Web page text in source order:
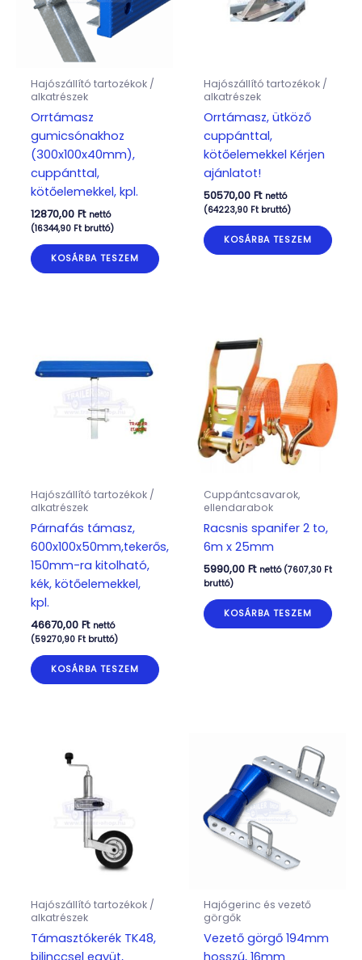
Hajószállító tartozékok /
alkatrészek
Orrtámasz
gumicsónakhoz
(300x100x40mm),
cuppánttal,
kötőelemekkel, kpl.
12870,00 Ft nettó
(16344,90 Ftbruttó)
KOSÁRBA TESZEM
Hajószállító tartozékok /
alkatrészek
Orrtámasz, ütköző
cuppánttal,
kötőelemekkel Kérjen
ajánlatot!
50570,00 Ft nettó
(64223,90 Ftbruttó)
KOSÁRBA TESZEM
Hajószállító tartozékok /
alkatrészek
Párnafás támasz,
600x100x50mm,tekerős,
150mm-ra kitolható,
kék, kötőelemekkel,
kpl.
46670,00 Ft nettó
(59270,90 Ftbruttó)
KOSÁRBA TESZEM
Cuppántcsavarok,
ellendarabok
Racsnis spanifer 2 to,
6m x 25mm
5990,00 Ft nettó (7607,30 Ft
bruttó)
KOSÁRBA TESZEM
Hajószállító tartozékok /
alkatrészek
Támasztókerék TK48,
Hajógerinc és vezető
görgők
Vezető görgő 194mm